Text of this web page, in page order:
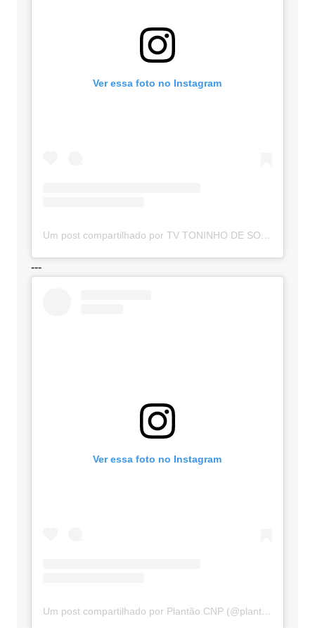
Ver essa foto no Instagram
Um post compartilhado por TV TONINHO DE SOUZA (@toninhodesouzamt)
---
Ver essa foto no Instagram
Um post compartilhado por Plantão CNP (@plantaocnp)